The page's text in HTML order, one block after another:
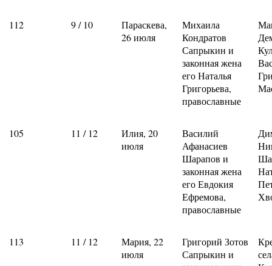
112 9 / 10
Параскева,
26 июля
Михаила
Кондратов
Сапрыкин и
законная жена
его Наталья
Григорьева,
православные
105 11 / 12
Илия, 20
июля
Василий
Афанасиев
Шарапов и
законная жена
его Евдокия
Ефремова,
православные
113 11 / 12
Мария, 22
июля
Григорий Зотов
Сапрыкин и